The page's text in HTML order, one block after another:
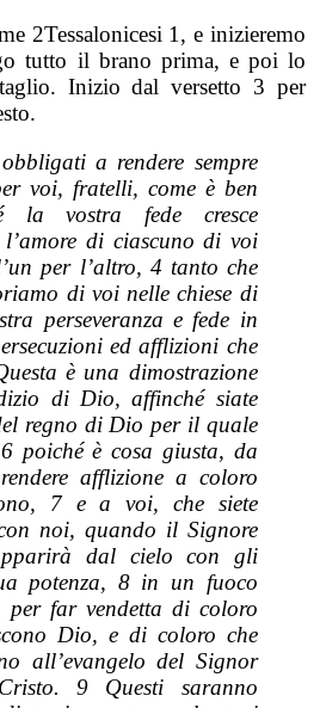
2Tessalonicesi 1, e inizieremo
tutto il brano prima, e poi lo
Inizio dal versetto 3 per
a rendere sempre
voi, fratelli, come è ben
la vostra fede cresce
l’amore di ciascuno di voi
per l’altro, 4 tanto che
di voi nelle chiese di
perseveranza e fede in
ed afflizioni che
è una dimostrazione
di Dio, affinché siate
regno di Dio per il quale
poiché è cosa giusta, da
afflizione a coloro
7 e a voi, che siete
noi, quando il Signore
dal cielo con gli
potenza, 8 in un fuoco
per far vendetta di coloro
Dio, e di coloro che
all’evangelo del Signor
9 Questi saranno